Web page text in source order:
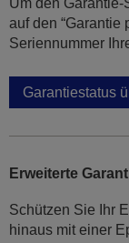
Um den Garantie-
auf den “Garantie
Seriennummer
Garantiestatus
Erweiterte
Schützen Sie Ihr
hinaus mit einer